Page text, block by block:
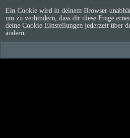
Ein Cookie wird in deinem Browser
um zu verhindern, dass dir diese Frage
deine Cookie-Einstellungen jederzeit über
ändern.